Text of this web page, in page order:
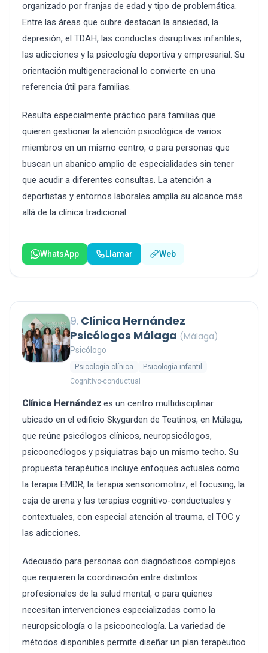
organizado por franjas de edad y tipo de problemática.
Entre las áreas que cubre destacan la ansiedad, la
depresión, el TDAH, las conductas disruptivas infantiles,
las adicciones y la psicología deportiva y empresarial. Su
orientación multigeneracional lo convierte en una
referencia útil para familias.
Resulta especialmente práctico para familias que
quieren gestionar la atención psicológica de varios
miembros en un mismo centro, o para personas que
buscan un abanico amplio de especialidades sin tener
que acudir a diferentes consultas. La atención a
deportistas y entornos laborales amplía su alcance más
allá de la clínica tradicional.
WhatsApp Llamar Web
9. Clínica Hernández
Psicólogos Málaga (Málaga)
Psicólogo
Psicología clínica
Psicología infantil
Cognitivo-conductual
Clínica Hernández es un centro multidisciplinar
ubicado en el edificio Skygarden de Teatinos, en Málaga,
que reúne psicólogos clínicos, neuropsicólogos,
psicooncólogos y psiquiatras bajo un mismo techo. Su
propuesta terapéutica incluye enfoques actuales como
la terapia EMDR, la terapia sensoriomotriz, el focusing, la
caja de arena y las terapias cognitivo-conductuales y
contextuales, con especial atención al trauma, el TOC y
las adicciones.
Adecuado para personas con diagnósticos complejos
que requieren la coordinación entre distintos
profesionales de la salud mental, o para quienes
necesitan intervenciones especializadas como la
neuropsicología o la psicooncología. La variedad de
métodos disponibles permite diseñar un plan terapéutico